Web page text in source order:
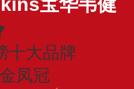
十大品牌
凤冠